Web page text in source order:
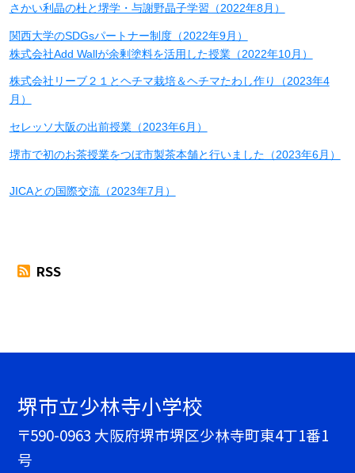
さかい利晶の杜と堺学・与謝野晶子学習（2022年8月）
関西大学のSDGsパートナー制度（2022年9月）
株式会社Add Wallが余剰塗料を活用した授業（2022年10月）
株式会社リーブ２１とヘチマ栽培＆ヘチマたわし作り（2023年4
月）
セレッソ大阪の出前授業（2023年6月）
堺市で初のお茶授業をつぼ市製茶本舗と行いました（2023年6月）
JICAとの国際交流（2023年7月）
RSS
堺市立少林寺小学校
〒590-0963 大阪府堺市堺区少林寺町東4丁1番1
号